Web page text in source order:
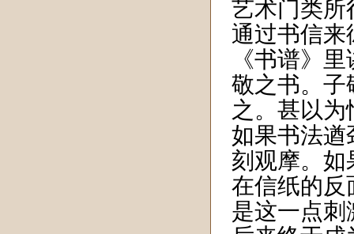
艺术门类所
通过书信来
《书谱》
敬之书。子
之。甚以
如果书法遒
刻观摩。如
在信纸的反
是这一点刺